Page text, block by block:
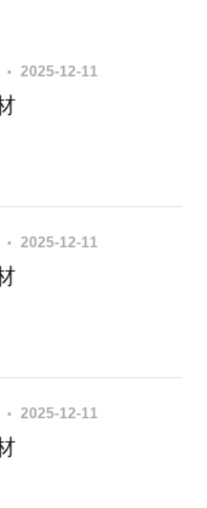
2025-12-11
2025-12-11
2025-12-11